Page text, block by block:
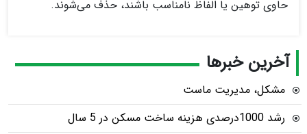
حاوی توهین یا الفاظ نامناسب باشند، حذف می‌شوند.
آخرین خبرها
مشکل، مدیریت ماست
رشد 1000درصدی هزینه ساخت مسکن در 5 سال